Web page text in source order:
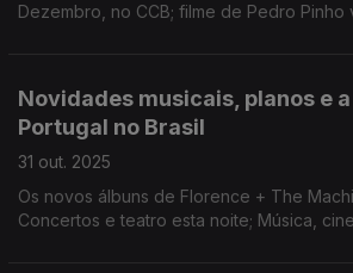
Dezembro, no CCB; filme de Pedro
Novidades musicais, planos e
Portugal no Brasil
31 out. 2025
Os novos álbuns de Florence + The
Concertos e teatro esta noite; Música,